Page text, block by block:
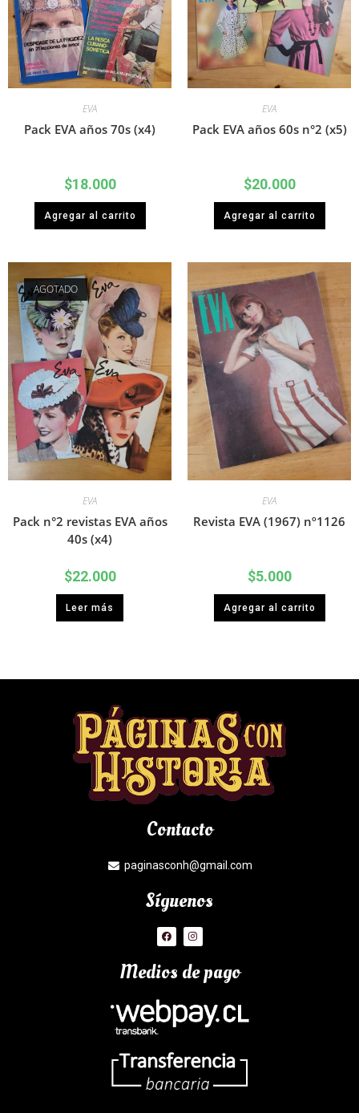
EVA
Pack EVA años 70s (x4)
$18.000
Agregar al carrito
EVA
Pack EVA años 60s n°2 (x5)
$20.000
Agregar al carrito
AGOTADO
EVA
Pack n°2 revistas EVA años
40s (x4)
$22.000
Leer más
EVA
Revista EVA (1967) nº1126
$5.000
Agregar al carrito
Contacto
paginasconh@gmail.com
Síguenos
Medios de pago